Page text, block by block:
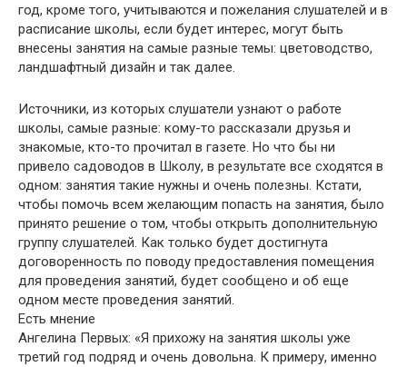
год, кроме того, учитываются и пожелания слушателей и в
расписание школы, если будет интерес, могут быть
внесены занятия на самые разные темы: цветоводство,
ландшафтный дизайн и так далее.
Источники, из которых слушатели узнают о работе
школы, самые разные: кому-то рассказали друзья и
знакомые, кто-то прочитал в газете. Но что бы ни
привело садоводов в Школу, в результате все сходятся в
одном: занятия такие нужны и очень полезны. Кстати,
чтобы помочь всем желающим попасть на занятия, было
принято решение о том, чтобы открыть дополнительную
группу слушателей. Как только будет достигнута
договоренность по поводу предоставления помещения
для проведения занятий, будет сообщено и об еще
одном месте проведения занятий.
Есть мнение
Ангелина Первых: «Я прихожу на занятия школы уже
третий год подряд и очень довольна. К примеру, именно